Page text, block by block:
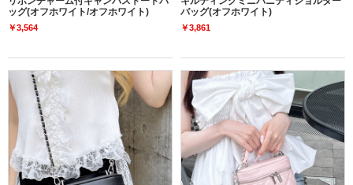
ッグ(オフホワイト/オフホワイト)
￥3,564
バッグ(オフホワイト)
￥3,861